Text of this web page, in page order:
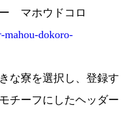
マホウドコロ
mahou-dokoro-
な寮を選択し、登録す
チーフにしたヘッダー